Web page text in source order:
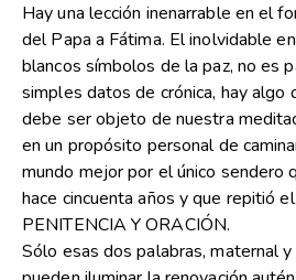
Hay una lección inenarrable en el
del Papa a Fátima. El inolvidable
blancos símbolos de la paz, no es
simples datos de crónica, hay algo
debe ser objeto de nuestra
en un propósito personal de
mundo mejor por el único sendero
hace cincuenta años y que repitió
PENITENCIA Y ORACIÓN.
Sólo esas dos palabras, maternal